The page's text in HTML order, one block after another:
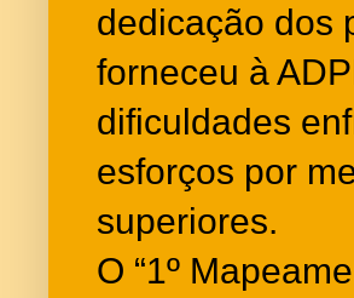
dedicação dos
forneceu à
dificuldades
esforços por
superiores.
O “1º